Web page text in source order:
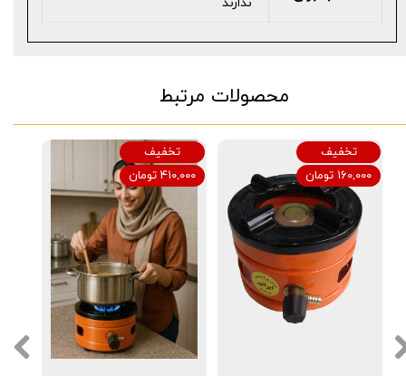
ندارند
محصولات مرتبط
تخفیف
۴۱۰,۰۰۰ تومان
تخفیف
۱۶۰,۰۰۰ تومان